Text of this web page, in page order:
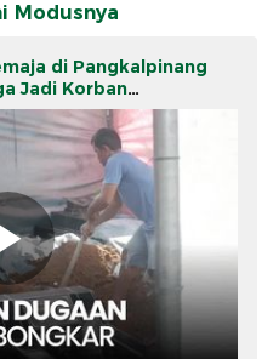
Modusnya
di Pangkalpinang
Jadi Korban